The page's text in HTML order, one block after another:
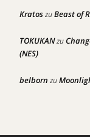
KratoszuBeast of
TOKUKANzu
(NES)
belborn zu